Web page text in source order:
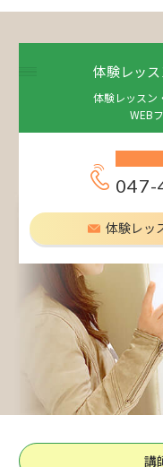
体験レッ
体験レッスン
WEB
047-
体験レッ
講